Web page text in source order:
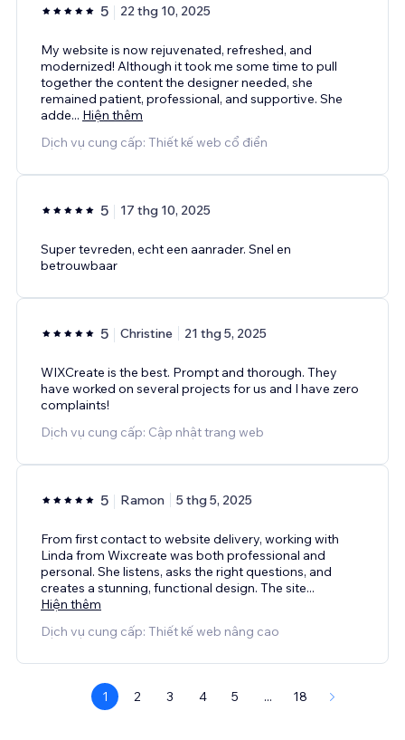
5 22 thg 10, 2025
My website is now rejuvenated, refreshed, and
modernized! Although it took me some time to pull
together the content the designer needed, she
remained patient, professional, and supportive. She
adde... Hiện thêm
Dịch vụ cung cấp: Thiết kế web cổ điển
5 17 thg 10, 2025
Super tevreden, echt een aanrader. Snel en
betrouwbaar
5 Christine 21 thg 5, 2025
WIXCreate is the best. Prompt and thorough. They
have worked on several projects for us and I have zero
complaints!
Dịch vụ cung cấp: Cập nhật trang web
5 Ramon 5 thg 5, 2025
From first contact to website delivery, working with
Linda from Wixcreate was both professional and
personal. She listens, asks the right questions, and
creates a stunning, functional design. The site...
Hiện thêm
Dịch vụ cung cấp: Thiết kế web nâng cao
1 2 3 4 5 ... 18